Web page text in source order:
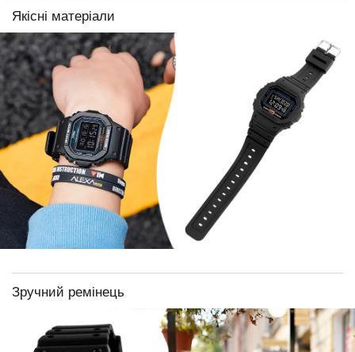
Якісні матеріали
Зручний ремінець